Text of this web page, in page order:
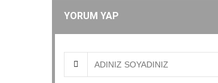
YORUM YAP